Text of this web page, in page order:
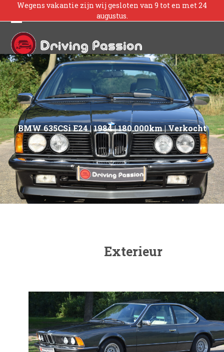
Skip
to
Wegens vakantie zijn wij gesloten van 9 tot en met 24
augustus.
Open
mobile
menu
Close
mobile
menu
BMW 635CSi E24 | 1984 | 180.000km | Verkocht
Exterieur